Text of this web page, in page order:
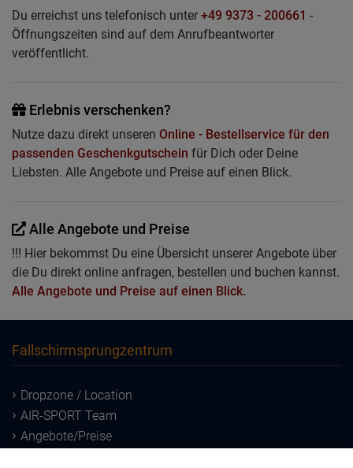
Du erreichst uns telefonisch unter +49 9373 - 200661 -
Öffnungszeiten sind auf dem Anrufbeantworter
veröffentlicht.
Erlebnis verschenken?
Nutze dazu direkt unseren Online - Bestellservice für den
passenden Geschenkgutschein für Dich oder Deine
Liebsten. Alle Angebote und Preise auf einen Blick.
Alle Angebote und Preise
!!! Hier bekommst Du eine Übersicht unserer Angebote über
die Du direkt online anfragen, bestellen und buchen kannst.
Alle Angebote und Preise auf einen Blick.
Fallschirmsprungzentrum
Dropzone / Location
AIR-SPORT Team
Angebote/Preise